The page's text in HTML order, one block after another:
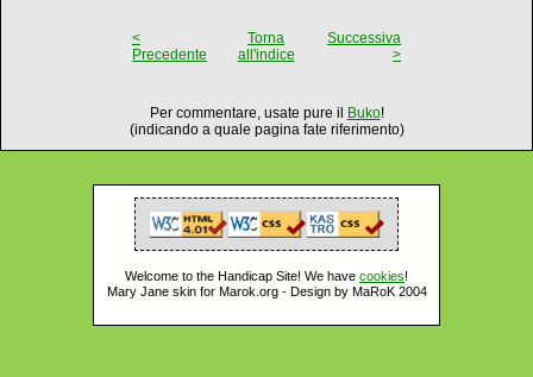
<
Precedente
Torna
all'indice
Successiva
>
Per commentare, usate pure il Buko!
(indicando a quale pagina fate riferimento)
Welcome to the Handicap Site! We have cookies!
Mary Jane skin for Marok.org - Design by MaRoK 2004